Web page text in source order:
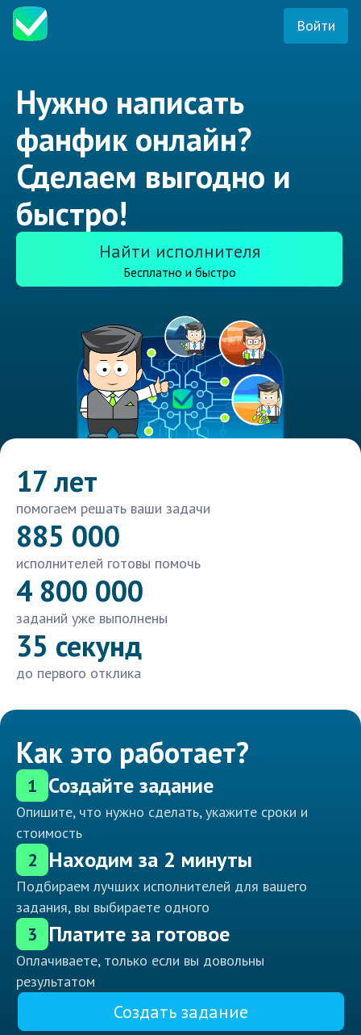
Войти
Нужно написать
фанфик онлайн?
Сделаем выгодно и
быстро!
Найти исполнителя
Бесплатно и быстро
17 лет
помогаем решать ваши задачи
885 000
исполнителей готовы помочь
4 800 000
заданий уже выполнены
35 секунд
до первого отклика
Как это работает?
1 Создайте задание
Опишите, что нужно сделать, укажите сроки и
стоимость
2 Находим за 2 минуты
Подбираем лучших исполнителей для вашего
задания, вы выбираете одного
3 Платите за готовое
Оплачиваете, только если вы довольны
результатом
Создать задание